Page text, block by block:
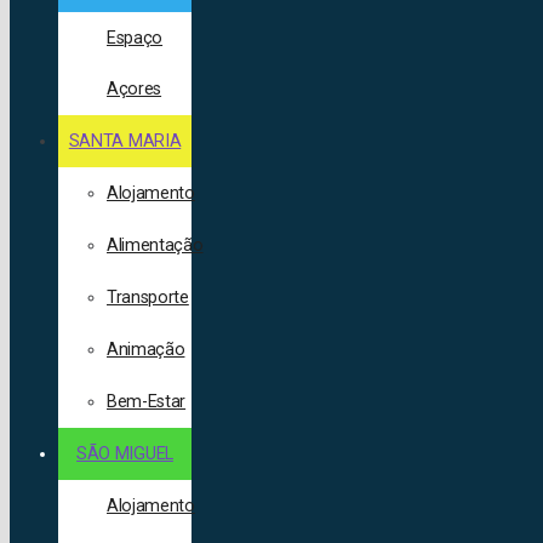
Espaço
Açores
SANTA MARIA
Alojamento
Alimentação
Transporte
Animação
Bem-Estar
SÃO MIGUEL
Alojamento